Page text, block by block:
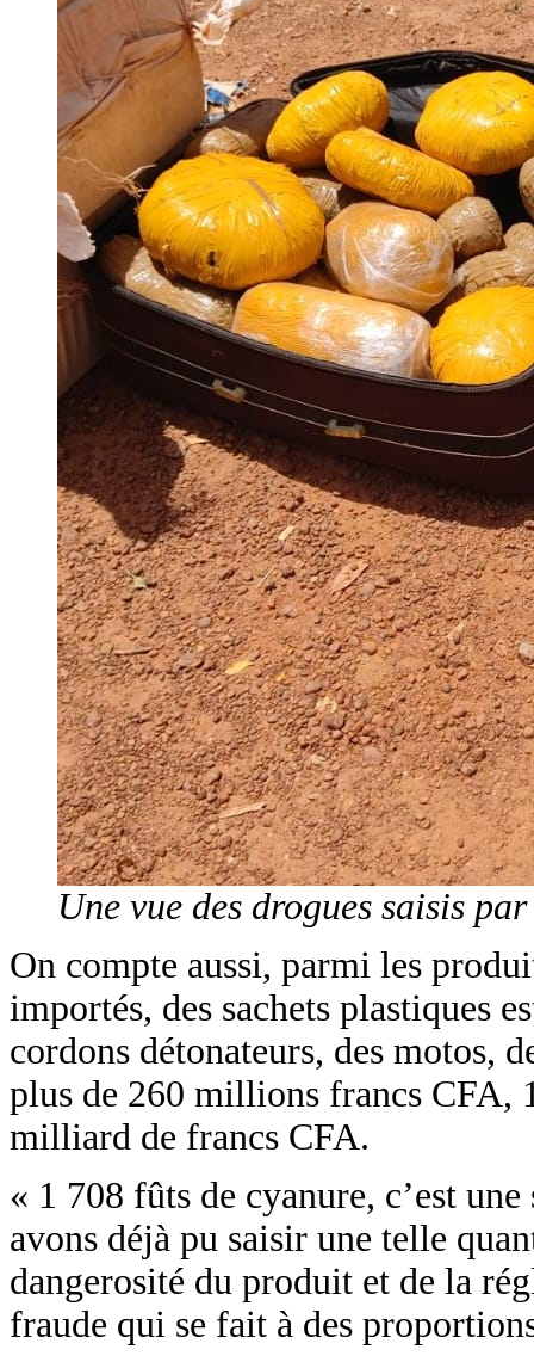
Une vue des drogues saisis
On compte aussi, parmi les
importés, des sachets plastiques
cordons détonateurs, des motos,
plus de 260 millions francs CFA,
milliard de francs CFA.
« 1 708 fûts de cyanure, c’est
avons déjà pu saisir une telle
dangerosité du produit et de la
fraude qui se fait à des